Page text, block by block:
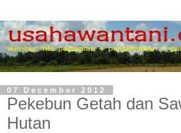
07 December 2012
Pekebun Getah dan
Hutan